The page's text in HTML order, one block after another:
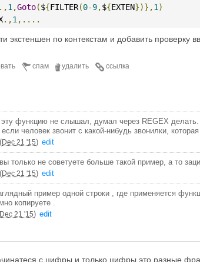
.,1 ,Goto(${FILTER(0-9,${EXTEN})},1 )
.,1 ,....
экстеншен по контекстам и добавить проверку
ссылка
удалить
спам
функцию не слышал, думал через REGEX делать.
человек звонит с какой-нибудь звонилки,
(Dec 21 '15) edit
только не советуете больше такой пример, а то
(Dec 21 '15) edit
пример одной строки , где применяется
копируете .
Dec 21 '15) edit
с цифры и только цифры это разные